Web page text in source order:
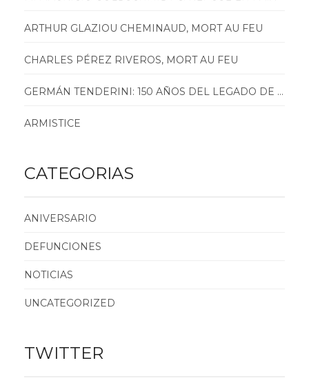
ARTHUR GLAZIOU CHEMINAUD, MORT AU FEU
CHARLES PÉREZ RIVEROS, MORT AU FEU
GERMÁN TENDERINI: 150 AÑOS DEL LEGADO DE SERVICIO PÚBLICO
ARMISTICE
CATEGORIAS
ANIVERSARIO
DEFUNCIONES
NOTICIAS
UNCATEGORIZED
TWITTER